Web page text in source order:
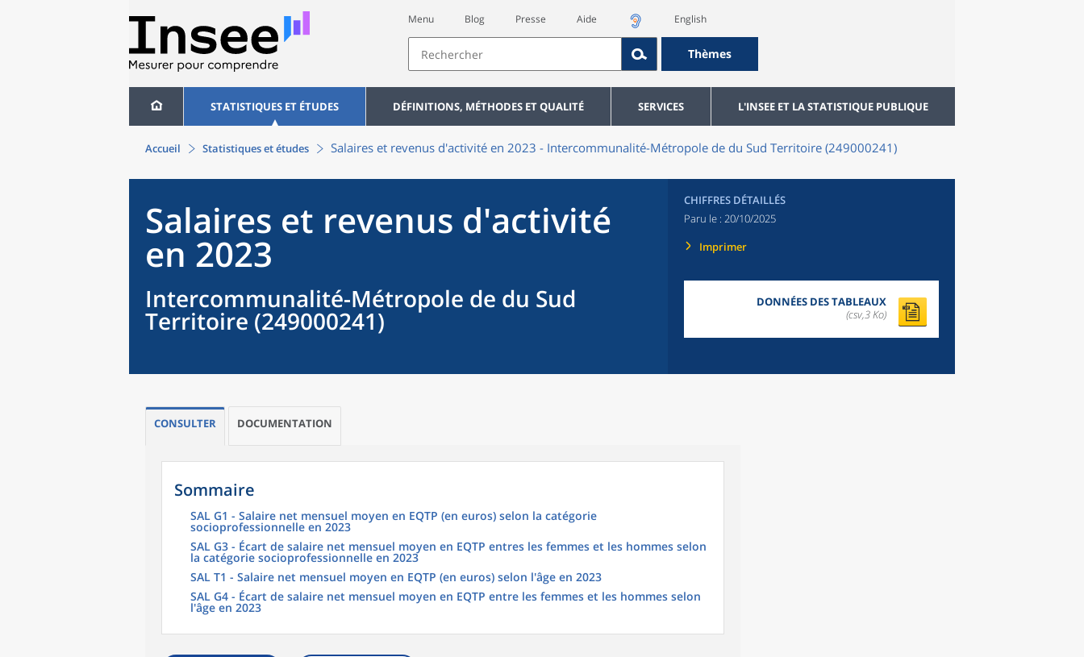
Menu Blog Presse Aide English
Thèmes
STATISTIQUES ET ÉTUDES DÉFINITIONS, MÉTHODES ET QUALITÉ SERVICES L'INSEE ET LA STATISTIQUE PUBLIQUE
Accueil Statistiques et études Salaires et revenus d'activité en 2023 - Intercommunalité-Métropole de du Sud Territoire (249000241)
Salaires et revenus d'activité
en 2023
Intercommunalité-Métropole de du Sud
Territoire (249000241)
CHIFFRES DÉTAILLÉS
Paru le : 20/10/2025
Imprimer
DONNÉES DES TABLEAUX
(csv,3 Ko)
CONSULTER DOCUMENTATION
Sommaire
SAL G1 - Salaire net mensuel moyen en EQTP (en euros) selon la catégorie
socioprofessionnelle en 2023
SAL G3 - Écart de salaire net mensuel moyen en EQTP entres les femmes et les hommes selon
la catégorie socioprofessionnelle en 2023
SAL T1 - Salaire net mensuel moyen en EQTP (en euros) selon l'âge en 2023
SAL G4 - Écart de salaire net mensuel moyen en EQTP entre les femmes et les hommes selon
l'âge en 2023